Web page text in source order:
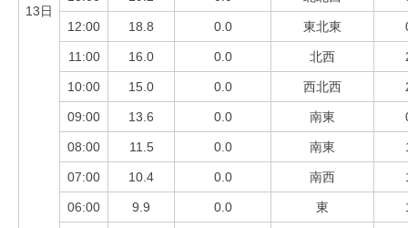
13日
12:00 18.8 0.0 東北東
11:00 16.0 0.0 北西
10:00 15.0 0.0 西北西
09:00 13.6 0.0 南東
08:00 11.5 0.0 南東
07:00 10.4 0.0 南西
06:00 9.9 0.0 東